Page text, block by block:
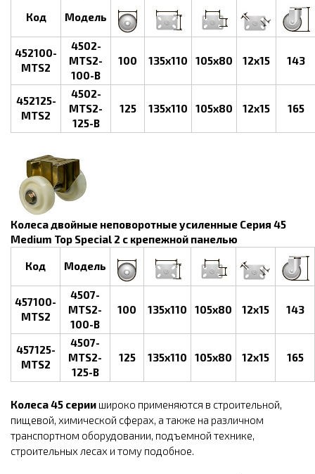
Код Модель
452100-
MTS2
4502-
MTS2-
100-B
100 135x110 105x80 12x15 143
452125-
MTS2
4502-
MTS2-
125-B
125 135x110 105x80 12x15 165
Колеса двойные неповоротные усиленные Серия 45
Medium Top Special 2 с крепежной панелью
Код Модель
457100-
MTS2
4507-
MTS2-
100-B
100 135x110 105x80 12x15 143
457125-
MTS2
4507-
MTS2-
125-B
125 135x110 105x80 12x15 165
Колеса 45 серии широко применяются в строительной,
пищевой, химической сферах, а также на различном
транспортном оборудовании, подъемной технике,
строительных лесах и тому подобное.